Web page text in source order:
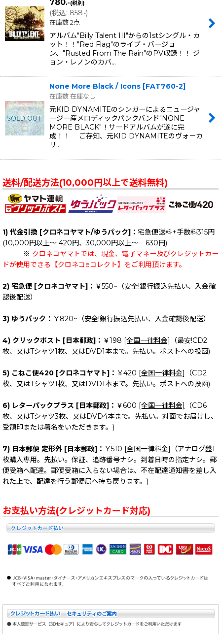
780.-(税別)
(税込: 858.-)
在庫数 2点
アルバム"Billy Talent III"からの1stシングル・カ
ット！！"Red Flag"のライブ・バージョ
ン、"Rusted From The Rain"のPV収録！！ ジ
ョン・レノンのカバ…
None More Black / Icons [FAT760-2]
在庫数 在庫なし
元KID DYNAMITEのシンガーによるニュージャ
ージー産メロディックパンクバンド"NONE
MORE BLACK"！サードアルバムが遂に完
成！！ ご存知、元KID DYNAMITEのヴォーカ
リ…
送料/配送方法(10,000円以上で送料無料)
1) 代金引換 [クロネコヤマト/ゆうパック]： 宅急便送料+手数料315円
(10,000円以上～ 420円、30,000円以上～ 630円)
※ クロネコヤマトでは、現金、電子マネー及びクレジットカー
ドが使用できる【クロネコeコレクト】をご利用頂けます。
2) 宅急便 [クロネコヤマト]： ￥550~（安全!銀行振込先払い、入金確
認後配送）
3) ゆうパック： ￥820~（安全!銀行振込先払い、入金確認後配送）
4) クリックポスト [日本郵政]： ￥198 [全国一律料金]
（最安!CD2
枚、又はTシャツ1枚、又はDVD1本まで。先払い。ポストへの投函)
5) こねこ便420 [クロネコヤマト]： ￥420 [全国一律料金]
（CD2
枚、又はTシャツ1枚、又はDVD1本まで。先払い。ポストへの投函)
6) レターパックプラス [日本郵政]： ￥600 [全国一律料金]
（CD6
枚、又はTシャツ3枚、又はDVD4本まで。先払い。対面でお届けし、
受領印または署名をいただきます。)
7) 日本郵便 定形外 [日本郵政]： ￥510 [全国一律料金]
（アナログ盤1
枚購入専用。先払い。保証、追跡番号ナシ。到着日時の指定ナシ。郵
便受箱へ配達。郵便受箱に入らない場合は、不在配達通知書を差し入
れた上で、配達を行う郵便局へ持ち戻ります。)
お支払い方法(クレジットカード対応)